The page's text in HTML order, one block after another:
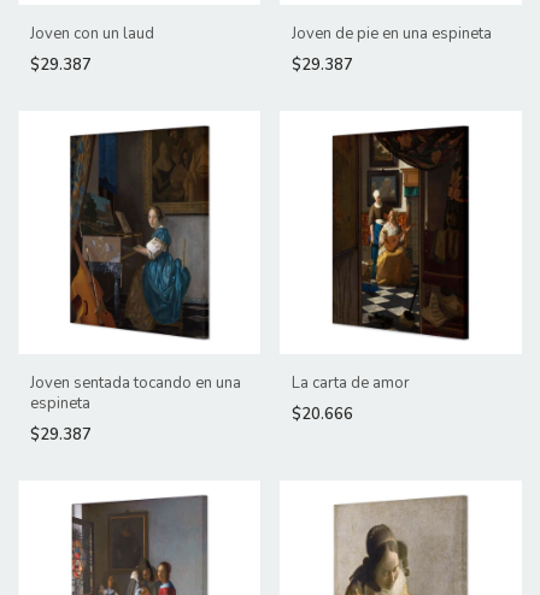
Joven con un laud
$29.387
Joven de pie en una espineta
$29.387
Joven sentada tocando en una
espineta
$29.387
La carta de amor
$20.666